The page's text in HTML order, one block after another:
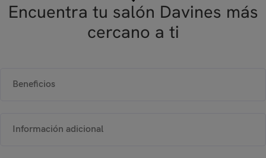
Encuentra tu salón Davines más
cercano a ti
Beneficios
Información adicional